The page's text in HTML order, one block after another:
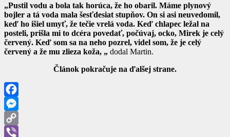
„Pustil vodu a bola tak horúca, že ho obaril. Máme plynový
bojler a tá voda mala šesťdesiat stupňov. On si asi neuvedomil,
keď ho išiel umyť, že tečie vrelá voda. Keď chlapec ležal na
posteli, prišla mi to dcéra povedať, počúvaj, ocko, Mirek je celý
červený. Keď som sa na neho pozrel, videl som, že je celý
červený a že mu zlieza koža, „ dodal Martin.
Článok pokračuje na ďalšej strane.
Facebook
Messenger
Copy